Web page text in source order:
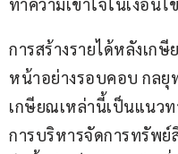
ทำความเข้าใจในเงื่อน
การสร้างรายได้หลังเก
หน้าอย่างรอบคอบ กลยุ
เกษียณเหล่านี้เป็นแนว
การบริหารจัดการทรัพ